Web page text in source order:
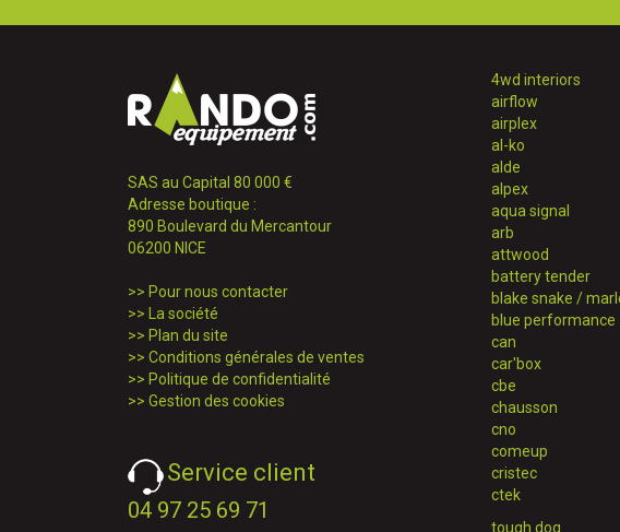
SAS au Capital 80 000 €
Adresse boutique :
890 Boulevard du Mercantour
06200 NICE
>> Pour nous contacter
>> La société
>> Plan du site
>> Conditions générales de ventes
>> Politique de confidentialité
>> Gestion des cookies
Service client
04 97 25 69 71
4wd interiors
airflow
airplex
al-ko
alde
alpex
aqua signal
arb
attwood
battery tender
blake snake /
blue performance
can
car'box
cbe
chausson
cno
comeup
cristec
ctek
tough dog